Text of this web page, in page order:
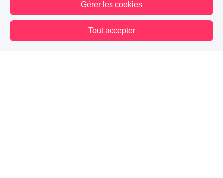
Gérer les cookies
Tout accepter